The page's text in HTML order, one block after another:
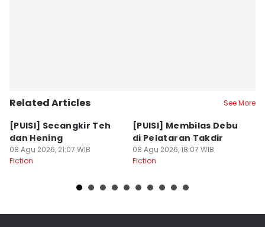
Related Articles See More
[PUISI] Secangkir Teh
dan Hening
08 Agu 2026, 21:07 WIB
Fiction
[PUISI] Membilas Debu
di Pelataran Takdir
08 Agu 2026, 18:07 WIB
Fiction